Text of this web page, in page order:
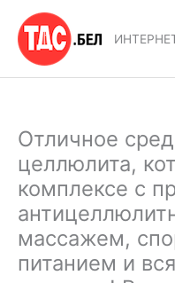
содержимому
Отличное
целлюлита,
комплексе с
массажем,
питанием и